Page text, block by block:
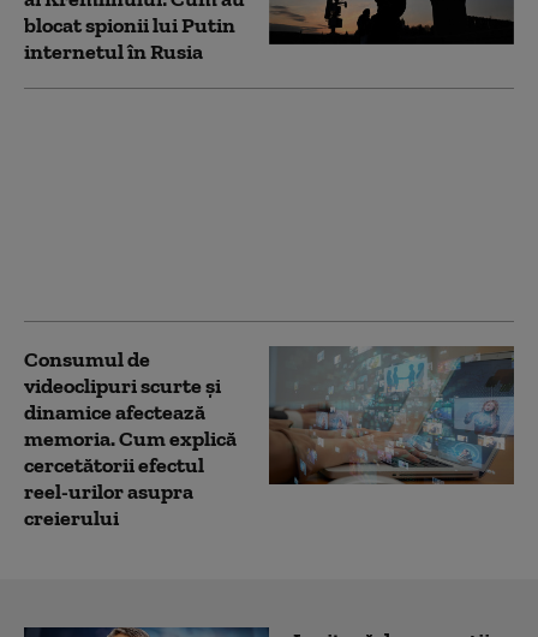
blocat spionii lui Putin
internetul în Rusia
Consumul de
videoclipuri scurte și
dinamice afectează
memoria. Cum explică
cercetătorii efectul
reel-urilor asupra
creierului